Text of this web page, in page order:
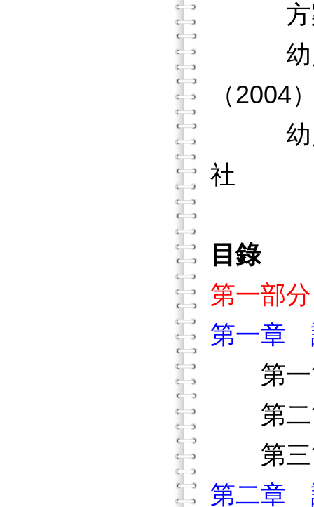
方案
幼兒
（2004
幼兒
社
目錄
第一部
第一章
第一
第二
第三
第二章